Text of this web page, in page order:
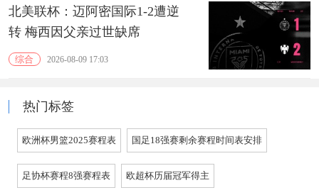
北美联杯：迈阿密国际1-2遭逆
转 梅西因父亲过世缺席
综合 2026-08-09 17:03
热门标签
欧洲杯男篮2025赛程表 国足18强赛剩余赛程时间表安排
足协杯赛程8强赛程表 欧超杯历届冠军得主